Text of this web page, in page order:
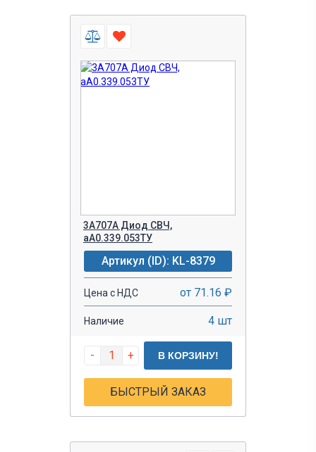
3А707А Диод СВЧ,
аА0.339.053ТУ
Артикул (ID): KL-8379
Цена с НДС от 71.16 ₽
Наличие 4 шт
- + В КОРЗИНУ!
БЫСТРЫЙ ЗАКАЗ